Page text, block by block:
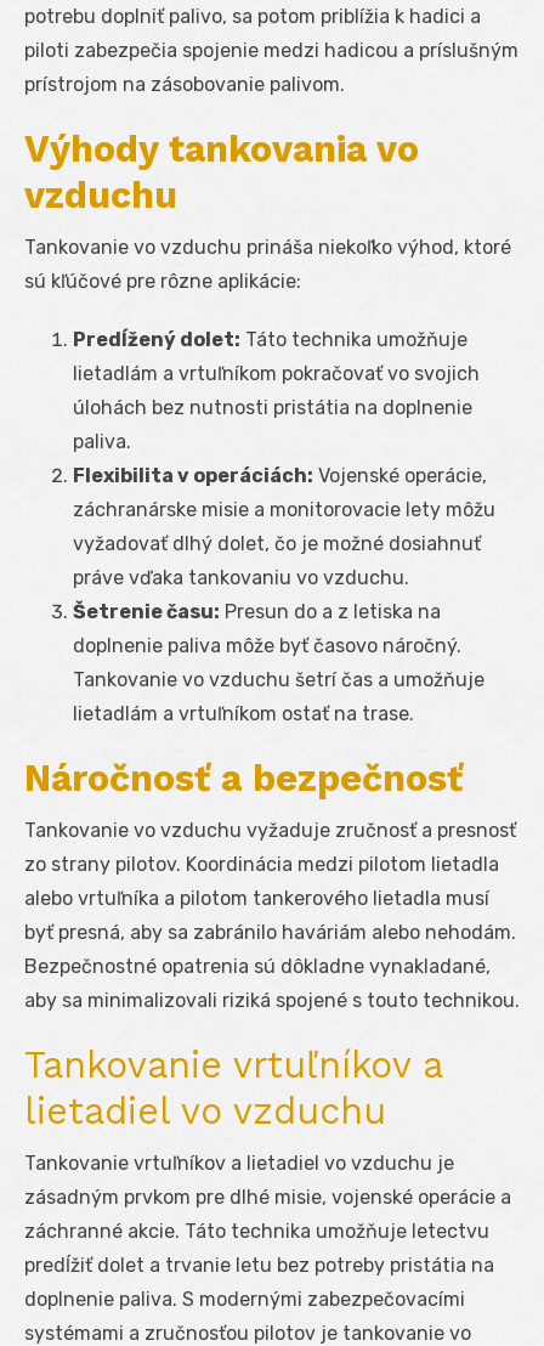
potrebu doplniť palivo, sa potom priblížia k hadici a
piloti zabezpečia spojenie medzi hadicou a príslušným
prístrojom na zásobovanie palivom.
Výhody tankovania vo
vzduchu
Tankovanie vo vzduchu prináša niekoľko výhod, ktoré
sú kľúčové pre rôzne aplikácie:
Predĺžený dolet: Táto technika umožňuje
lietadlám a vrtuľníkom pokračovať vo svojich
úlohách bez nutnosti pristátia na doplnenie
paliva.
Flexibilita v operáciách: Vojenské operácie,
záchranárske misie a monitorovacie lety môžu
vyžadovať dlhý dolet, čo je možné dosiahnuť
práve vďaka tankovaniu vo vzduchu.
Šetrenie času: Presun do a z letiska na
doplnenie paliva môže byť časovo náročný.
Tankovanie vo vzduchu šetrí čas a umožňuje
lietadlám a vrtuľníkom ostať na trase.
Náročnosť a bezpečnosť
Tankovanie vo vzduchu vyžaduje zručnosť a presnosť
zo strany pilotov. Koordinácia medzi pilotom lietadla
alebo vrtuľníka a pilotom tankerového lietadla musí
byť presná, aby sa zabránilo haváriám alebo nehodám.
Bezpečnostné opatrenia sú dôkladne vynakladané,
aby sa minimalizovali riziká spojené s touto technikou.
Tankovanie vrtuľníkov a
lietadiel vo vzduchu
Tankovanie vrtuľníkov a lietadiel vo vzduchu je
zásadným prvkom pre dlhé misie, vojenské operácie a
záchranné akcie. Táto technika umožňuje letectvu
predĺžiť dolet a trvanie letu bez potreby pristátia na
doplnenie paliva. S modernými zabezpečovacími
systémami a zručnosťou pilotov je tankovanie vo